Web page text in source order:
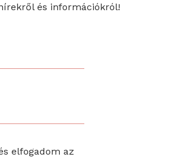
és információkról!
elfogadom az